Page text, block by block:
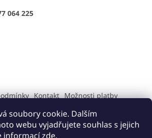
soubory cookie. Dalším
webu vyjadřujete souhlas s jejich
informacízde.
064 225
Kontakt Možnosti platby
zahradní technika
EcoFuture